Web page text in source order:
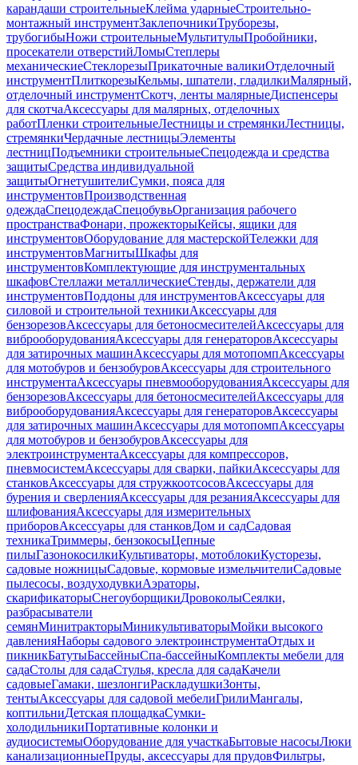
карандаши строительныеКлейма ударныеСтроительно-
монтажный инструментЗаклепочникиТруборезы,
трубогибыНожи строительныеМультитулыПробойники,
просекатели отверстийЛомыСтеплеры
механическиеСтеклорезыПрикаточные валикиОтделочный
инструментПлиткорезыКельмы, шпатели, гладилкиМалярный,
отделочный инструментСкотч, ленты малярныеДиспенсеры
для скотчаАксессуары для малярных, отделочных
работПленки строительныеЛестницы и стремянкиЛестницы,
стремянкиЧердачные лестницыЭлементы
лестницПодъемники строительныеСпецодежда и средства
защитыСредства индивидуальной
защитыОгнетушителиСумки, пояса для
инструментовПроизводственная
одеждаСпецодеждаСпецобувьОрганизация рабочего
пространстваФонари, прожекторыКейсы, ящики для
инструментовОборудование для мастерскойТележки для
инструментовМагнитыШкафы для
инструментовКомплектующие для инструментальных
шкафовСтеллажи металлическиеСтенды, держатели для
инструментовПоддоны для инструментовАксессуары для
силовой и строительной техникиАксессуары для
бензорезовАксессуары для бетоносмесителейАксессуары для
виброоборудованияАксессуары для генераторовАксессуары
для затирочных машинАксессуары для мотопомпАксессуары
для мотобуров и бензобуровАксессуары для строительного
инструментаАксессуары пневмооборудованияАксессуары для
бензорезовАксессуары для бетоносмесителейАксессуары для
виброоборудованияАксессуары для генераторовАксессуары
для затирочных машинАксессуары для мотопомпАксессуары
для мотобуров и бензобуровАксессуары для
электроинструментаАксессуары для компрессоров,
пневмосистемАксессуары для сварки, пайкиАксессуары для
станковАксессуары для стружкоотсосовАксессуары для
бурения и сверленияАксессуары для резанияАксессуары для
шлифованияАксессуары для измерительных
приборовАксессуары для станковДом и садСадовая
техникаТриммеры, бензокосыЦепные
пилыГазонокосилкиКультиваторы, мотоблокиКусторезы,
садовые ножницыСадовые, кормовые измельчителиСадовые
пылесосы, воздуходувкиАэраторы,
скарификаторыСнегоуборщикиДровоколыСеялки,
разбрасыватели
семянМинитракторыМиникультиваторыМойки высокого
давленияНаборы садового электроинструментаОтдых и
пикникБатутыБассейныСпа-бассейныКомплекты мебели для
садаСтолы для садаСтулья, кресла для садаКачели
садовыеГамаки, шезлонгиРаскладушкиЗонты,
тентыАксессуары для садовой мебелиГрилиМангалы,
коптильниДетская площадкаСумки-
холодильникиПортативные колонки и
аудиосистемыОборудование для участкаБытовые насосыЛюки
канализационныеПруды, аксессуары для прудовФильтры,